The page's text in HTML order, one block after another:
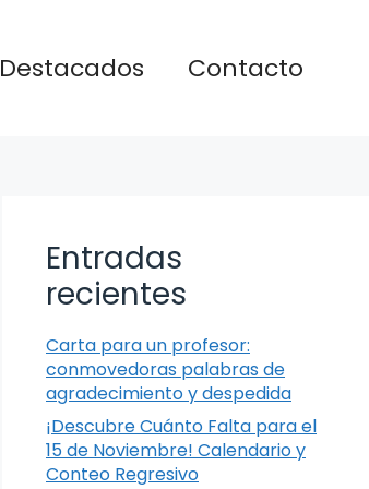
Destacados Contacto
Entradas
recientes
Carta para un profesor:
conmovedoras palabras de
agradecimiento y despedida
¡Descubre Cuánto Falta para el
15 de Noviembre! Calendario y
Conteo Regresivo